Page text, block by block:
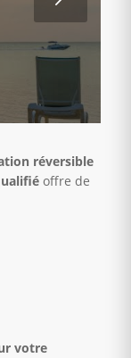
4 5 6
réversible
offre de
votre